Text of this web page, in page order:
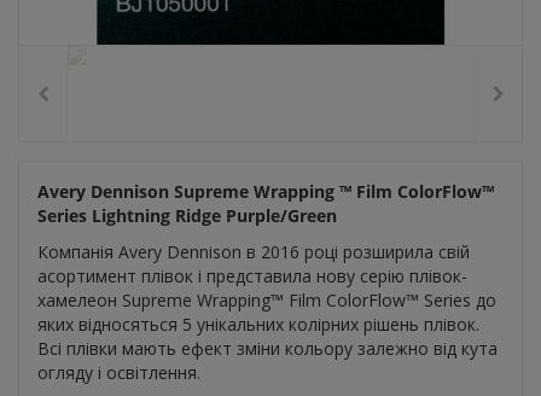
Avery Dennison Supreme Wrapping ™ Film ColorFlow™
Series Lightning Ridge Purple/Green
Компанія Avery Dennison в 2016 році розширила свій
асортимент плівок і представила нову серію плівок-
хамелеон Supreme Wrapping™ Film ColorFlow™ Series до
яких відносяться 5 унікальних колірних рішень плівок.
Всі плівки мають ефект зміни кольору залежно від кута
огляду і освітлення.